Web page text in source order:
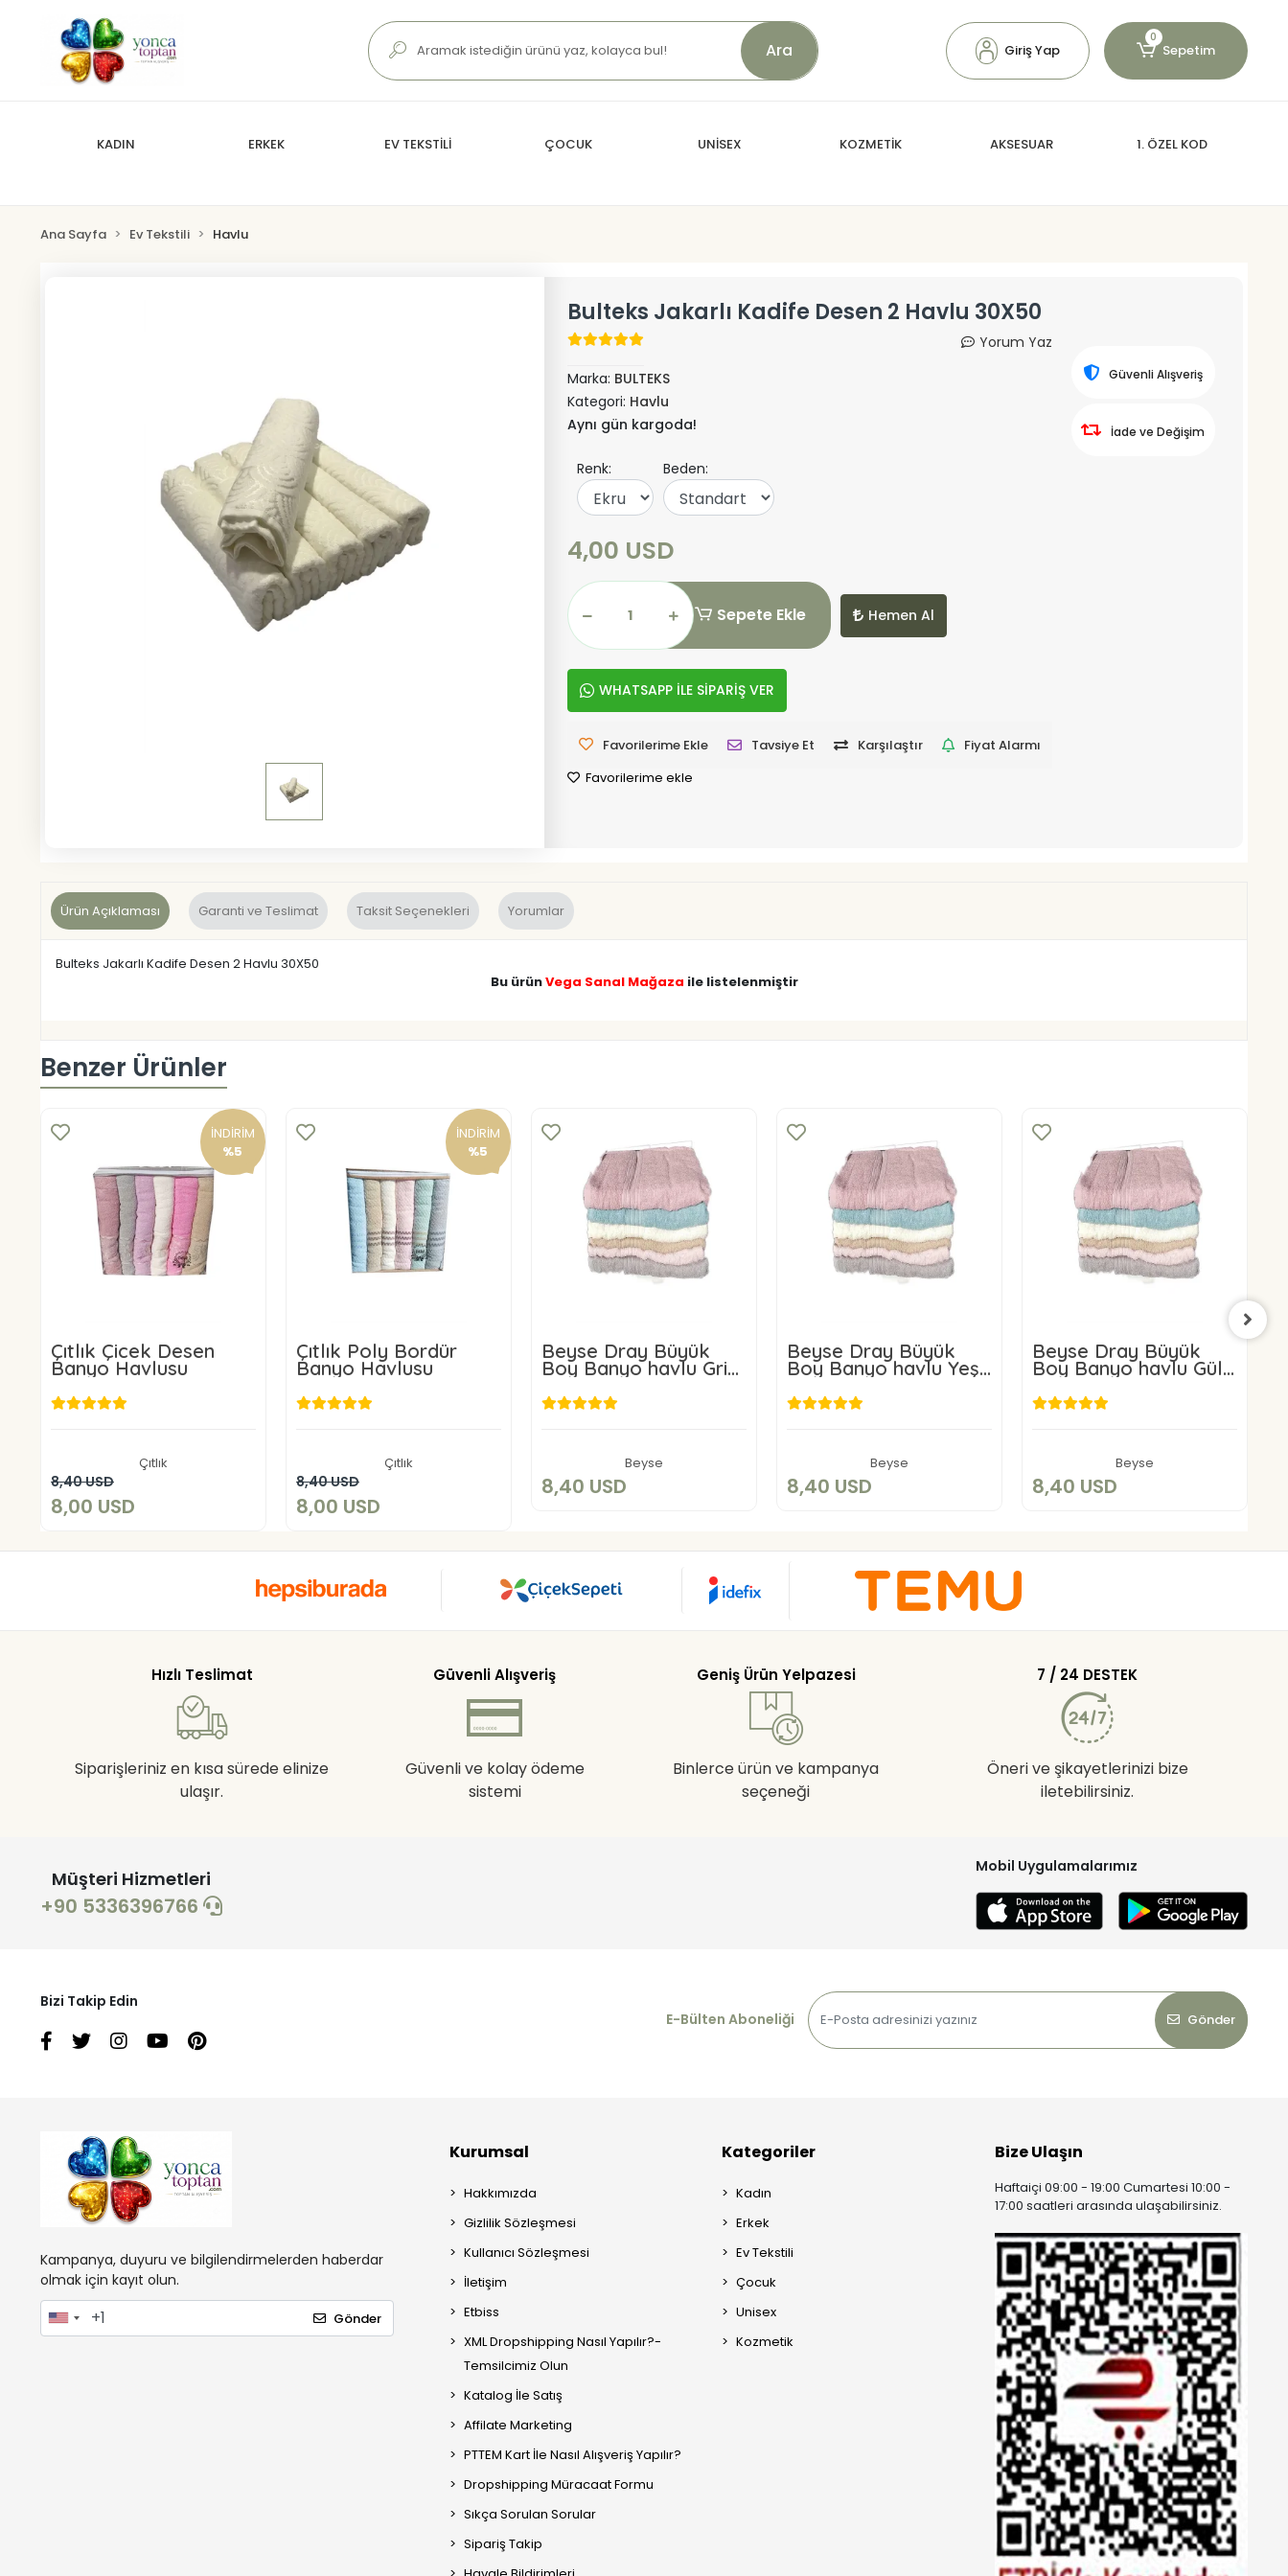
Ara Giriş Yap
0
Sepetim
KADIN ERKEK EV TEKSTİLİ ÇOCUK UNİSEX KOZMETİK AKSESUAR 1. ÖZEL KOD
Ana Sayfa Ev Tekstili Havlu
Bulteks Jakarlı Kadife Desen 2 Havlu 30X50
Yorum Yaz
Marka: BULTEKS
Kategori: Havlu
Aynı gün kargoda!
Renk: Beden:
4,00 USD
Sepete Ekle Hemen Al
WHATSAPP İLE SİPARİŞ VER
Favorilerime Ekle Tavsiye Et Karşılaştır
Fiyat Alarmı
Favorilerime ekle
Güvenli Alışveriş
İade ve Değişim
Ürün Açıklaması Garanti ve Teslimat Taksit Seçenekleri Yorumlar
Bulteks Jakarlı Kadife Desen 2 Havlu 30X50
Bu ürünVega Sanal Mağaza ile listelenmiştir
Benzer Ürünler
İNDİRİM
%5
Çıtlık Çicek Desen
Banyo Havlusu
Çıtlık
8,40 USD
8,00 USD
İNDİRİM
%5
Çıtlık Poly Bordür
Banyo Havlusu
Çıtlık
8,40 USD
8,00 USD
Beyse Dray Büyük
Boy Banyo havlu Gri
50X150 cm
Beyse
8,40 USD
Sepete Ekle
Beyse Dray Büyük
Boy Banyo havlu Yeşil
50X150 cm
Beyse
8,40 USD
Sepete Ekle
Beyse Dray Büyük
Boy Banyo havlu Gül
Kurusu 50X150 cm
Beyse
8,40 USD
Sepete Ekle
Hızlı Teslimat
Siparişleriniz en kısa sürede elinize
ulaşır.
Güvenli Alışveriş
Güvenli ve kolay ödeme
sistemi
Geniş Ürün Yelpazesi
Binlerce ürün ve kampanya
seçeneği
7 / 24 DESTEK
Öneri ve şikayetlerinizi bize
iletebilirsiniz.
Müşteri Hizmetleri
+90 5336396766
Mobil Uygulamalarımız
Bizi Takip Edin
E-Bülten Aboneliği
Gönder
Kampanya, duyuru ve bilgilendirmelerden haberdar
olmak için kayıt olun.
Gönder
Kurumsal
Hakkımızda
Gizlilik Sözleşmesi
Kullanıcı Sözleşmesi
İletişim
Etbiss
XML Dropshipping Nasıl Yapılır?-
Temsilcimiz Olun
Katalog İle Satış
Affilate Marketing
PTTEM Kart İle Nasıl Alışveriş Yapılır?
Dropshipping Müracaat Formu
Sıkça Sorulan Sorular
Sipariş Takip
Kategoriler
Kadın
Erkek
Ev Tekstili
Çocuk
Unisex
Kozmetik
Bize Ulaşın
Haftaiçi 09:00 - 19:00 Cumartesi 10:00 -
17:00 saatleri arasında ulaşabilirsiniz.